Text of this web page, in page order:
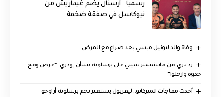
رسميا.. أرسنال يضم غيماريش من
نيوكاسل في صفقة ضخمة
وفاة والد ليونيل ميسي بعد صراع مع المرض
رد ناري من مانشستر سيتي على برشلونة بشأن رودري: “عرض وقح
خذوه وارحلوا”
أحدث مفاجآت الميركاتو.. ليفربول يستعير نجم برشلونة أراوخو